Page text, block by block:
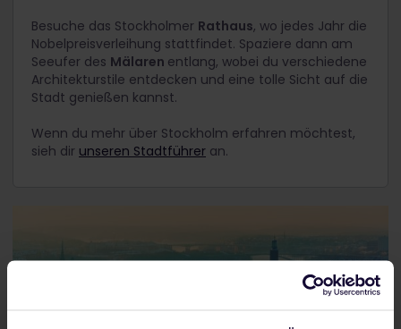
Besuche das Stockholmer Rathaus, wo jedes Jahr die
Nobelpreisverleihung stattfindet. Spaziere dann am
Seeufer des Mälaren entlang, wobei du verschiedene
Architekturstile entdecken und eine tolle Sicht auf die
Stadt genießen kannst.
Wenn du mehr über Stockholm erfahren möchtest,
sieh dir unseren Stadtführer an.